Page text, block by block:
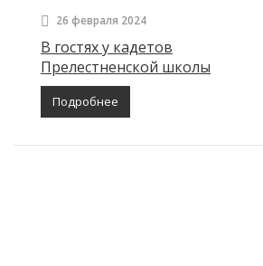
26 февраля 2024
В гостях у кадетов
Прелестненской школы
Подробнее